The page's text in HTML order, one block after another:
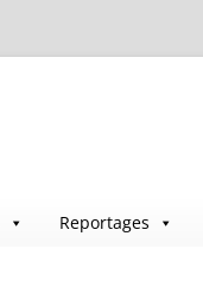
Reportages